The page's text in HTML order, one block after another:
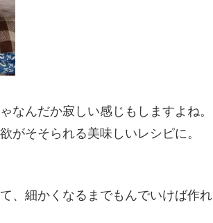
なんだか寂しい感じもしますよね。
がそそられる美味しいレシピに。
、細かくなるまでもんでいけば作れ